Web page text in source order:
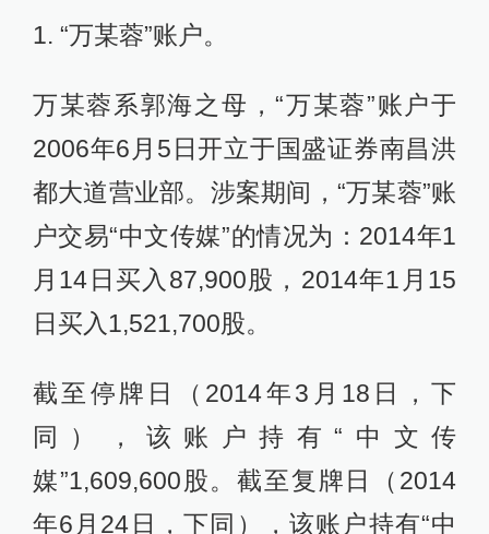
1. “万某蓉”账户。
万某蓉系郭海之母，“万某蓉”账户于
2006年6月5日开立于国盛证券南昌洪
都大道营业部。涉案期间，“万某蓉”账
户交易“中文传媒”的情况为：2014年1
月14日买入87,900股，2014年1月15
日买入1,521,700股。
截至停牌日（2014年3月18日，下
同），该账户持有“中文传
媒”1,609,600股。截至复牌日（2014
年6月24日，下同），该账户持有“中